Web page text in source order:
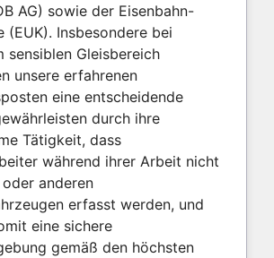
AG) sowie der Eisenbahn-
(EUK). Insbesondere bei
sensiblen Gleisbereich
unsere erfahrenen
eine entscheidende
durch ihre
Tätigkeit, dass
während ihrer Arbeit nicht
anderen
erfasst werden, und
eine sichere
gemäß den höchsten